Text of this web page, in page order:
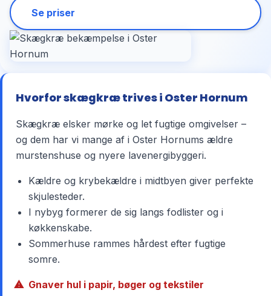
Se priser
Hvorfor skægkræ trives i Oster Hornum
Skægkræ elsker mørke og let fugtige omgivelser –
og dem har vi mange af i Oster Hornums ældre
murstenshuse og nyere lavenergibyggeri.
Kældre og krybekældre i midtbyen giver perfekte
skjulesteder.
I nybyg formerer de sig langs fodlister og i
køkkenskabe.
Sommerhuse rammes hårdest efter fugtige
somre.
Gnaver hul i papir, bøger og tekstiler